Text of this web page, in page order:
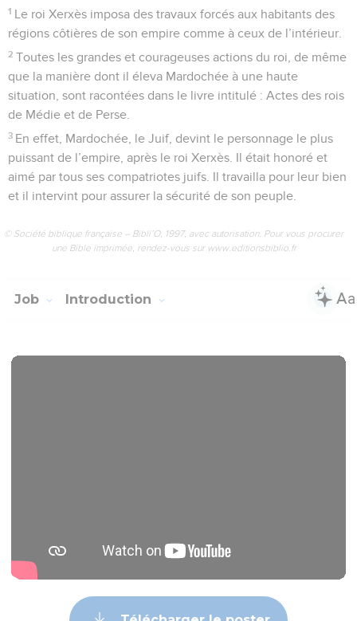
1 Le roi Xerxès imposa des travaux forcés aux habitants des
régions côtières de son empire comme à ceux de l’intérieur.
2 Toutes les grandes et courageuses actions du roi, de même
que la manière dont il éleva Mardochée à une haute
situation, sont racontées dans le livre intitulé : Actes des rois
de Médie et de Perse.
3 En effet, Mardochée, le Juif, devint le personnage le plus
puissant de l’empire, après le roi Xerxès. Il était honoré et
aimé par tous ses compatriotes juifs. Il travailla pour leur bien
et il intervint pour assurer la sécurité de son peuple.
© Société biblique française – Bibli’O, 1997, avec autorisation. Pour vous procurer
une Bible imprimée, rendez-vous sur www.editionsbiblio.fr
Job Introduction